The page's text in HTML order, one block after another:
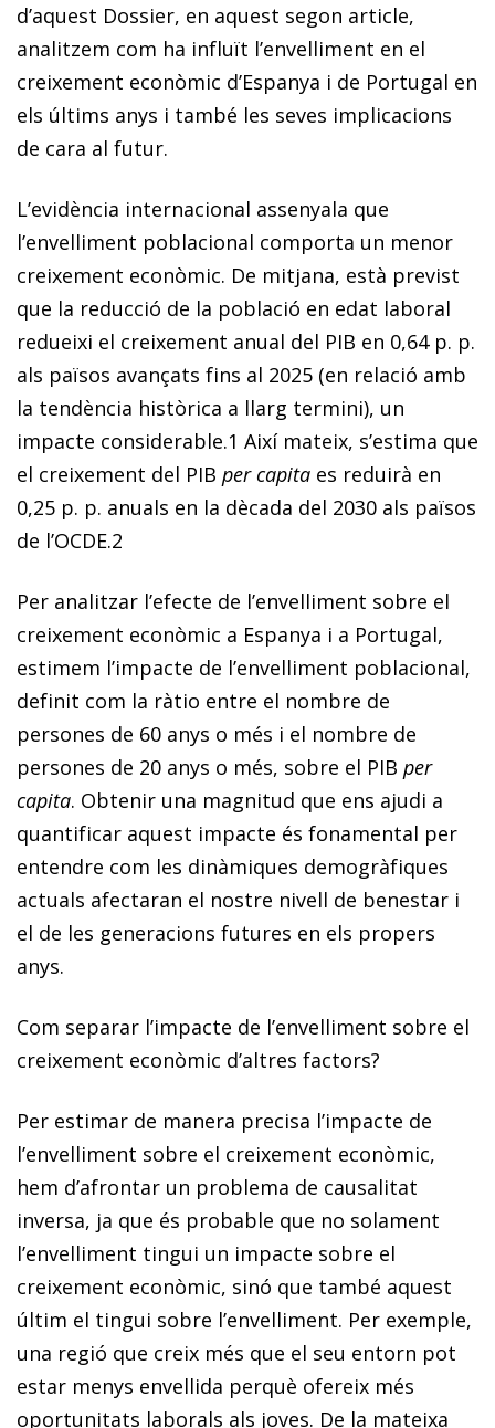
d’aquest Dossier, en aquest segon article,
analitzem com ha influït l’envelliment en el
creixement econòmic d’Espanya i de Portugal en
els últims anys i també les seves implicacions
de cara al futur.
L’evidència internacional assenyala que
l’envelliment poblacional comporta un menor
creixement econòmic. De mitjana, està previst
que la reducció de la població en edat laboral
redueixi el creixement anual del PIB en 0,64 p. p.
als països avançats fins al 2025 (en relació amb
la tendència històrica a llarg termini), un
impacte considerable.1 Així mateix, s’estima que
el creixement del PIB per capita es reduirà en
0,25 p. p. anuals en la dècada del 2030 als països
de l’OCDE.2
Per analitzar l’efecte de l’envelliment sobre el
creixement econòmic a Espanya i a Portugal,
estimem l’impacte de l’envelliment poblacional,
definit com la ràtio entre el nombre de
persones de 60 anys o més i el nombre de
persones de 20 anys o més, sobre el PIB per
capita. Obtenir una magnitud que ens ajudi a
quantificar aquest impacte és fonamental per
entendre com les dinàmiques demogràfiques
actuals afectaran el nostre nivell de benestar i
el de les generacions futures en els propers
anys.
Com separar l’impacte de l’envelliment sobre el
creixement econòmic d’altres factors?
Per estimar de manera precisa l’impacte de
l’envelliment sobre el creixement econòmic,
hem d’afrontar un problema de causalitat
inversa, ja que és probable que no solament
l’envelliment tingui un impacte sobre el
creixement econòmic, sinó que també aquest
últim el tingui sobre l’envelliment. Per exemple,
una regió que creix més que el seu entorn pot
estar menys envellida perquè ofereix més
oportunitats laborals als joves. De la mateixa